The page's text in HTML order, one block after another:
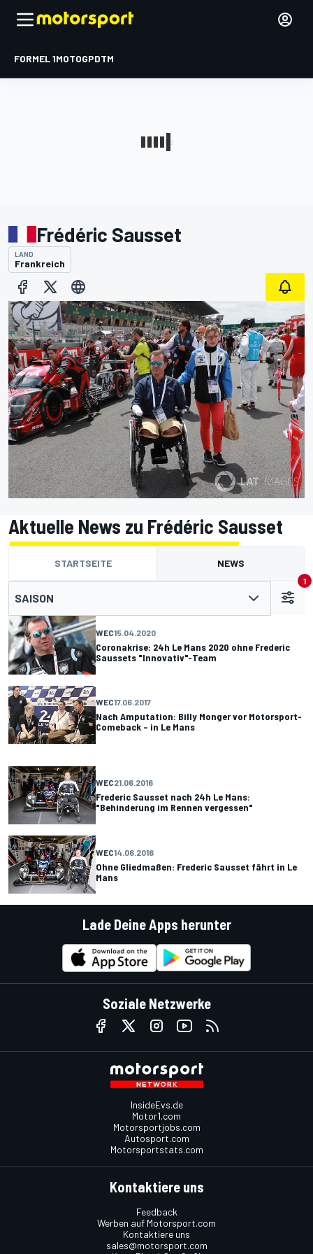
FORMEL 1MOTOGPDTM
Frédéric Sausset
LAND
Frankreich
Aktuelle News zu Frédéric Sausset
STARTSEITE NEWS
SAISON
1
WEC15.04.2020
Coronakrise: 24h Le Mans 2020 ohne Frederic
Saussets "Innovativ"-Team
WEC17.06.2017
Nach Amputation: Billy Monger vor Motorsport-
Comeback – in Le Mans
WEC21.06.2016
Frederic Sausset nach 24h Le Mans:
"Behinderung im Rennen vergessen"
WEC14.06.2016
Ohne Gliedmaßen: Frederic Sausset fährt in Le
Mans
Lade Deine Apps herunter
Soziale Netzwerke
InsideEvs.de
Motor1.com
Motorsportjobs.com
Autosport.com
Motorsportstats.com
Kontaktiere uns
Feedback
Werben auf Motorsport.com
Kontaktiere uns
sales@motorsport.com